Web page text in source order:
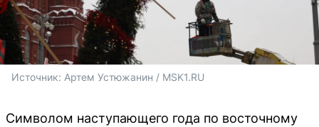
Источник: Артем Устюжанин / MSK1.RU
Символом наступающего года по восточному